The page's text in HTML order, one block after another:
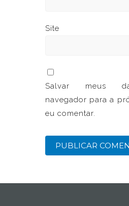
Site
Salvar meus
navegador para a
eu comentar.